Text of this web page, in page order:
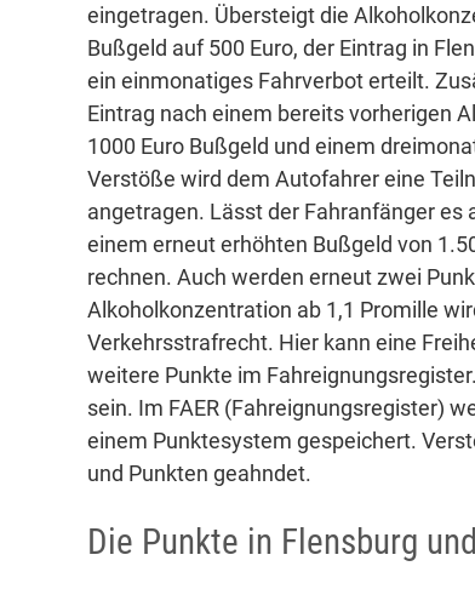
eingetragen. Übersteigt die
Bußgeld auf 500 Euro, der Eintrag in
ein einmonatiges Fahrverbot erteilt.
Eintrag nach einem bereits vorherigen
1000 Euro Bußgeld und einem
Verstöße wird dem Autofahrer eine
angetragen. Lässt der Fahranfänger
einem erneut erhöhten Bußgeld von
rechnen. Auch werden erneut zwei
Alkoholkonzentration ab 1,1 Promille
Verkehrsstrafrecht. Hier kann eine
weitere Punkte im
sein. Im FAER (Fahreignungsregister)
einem Punktesystem gespeichert.
und Punkten geahndet.
Die Punkte in Flensburg